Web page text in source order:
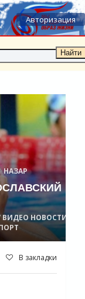
Авторизация
Найти
НАЗАР
НОВОСТИ /
В закладки